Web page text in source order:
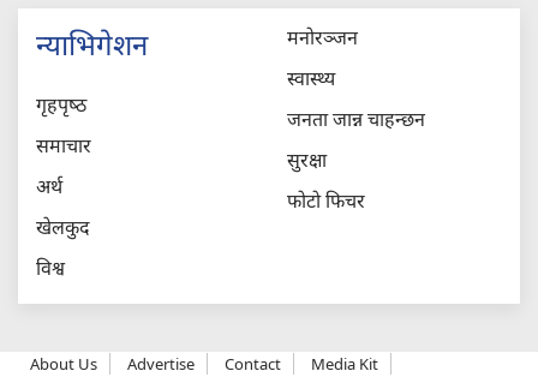
न्याभिगेशन
गृहपृष्‍ठ
समाचार
अर्थ
खेलकुद
विश्व
मनोरञ्जन
स्वास्थ्य
जनता जान्न चाहन्छन
सुरक्षा
फोटो फिचर
About Us Advertise Contact Media Kit